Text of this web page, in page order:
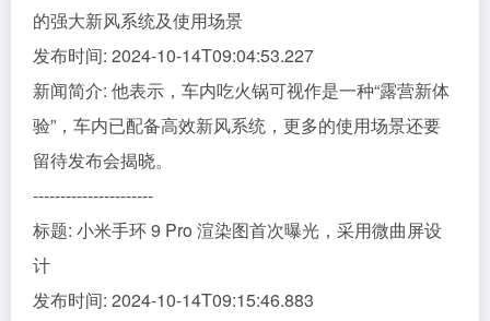
的强大新风系统及使用场景
发布时间: 2024-10-14T09:04:53.227
新闻简介: 他表示，车内吃火锅可视作是一种“露营新体
验”，车内已配备高效新风系统，更多的使用场景还要
留待发布会揭晓。
----------------------
标题: 小米手环 9 Pro 渲染图首次曝光，采用微曲屏设
计
发布时间: 2024-10-14T09:15:46.883